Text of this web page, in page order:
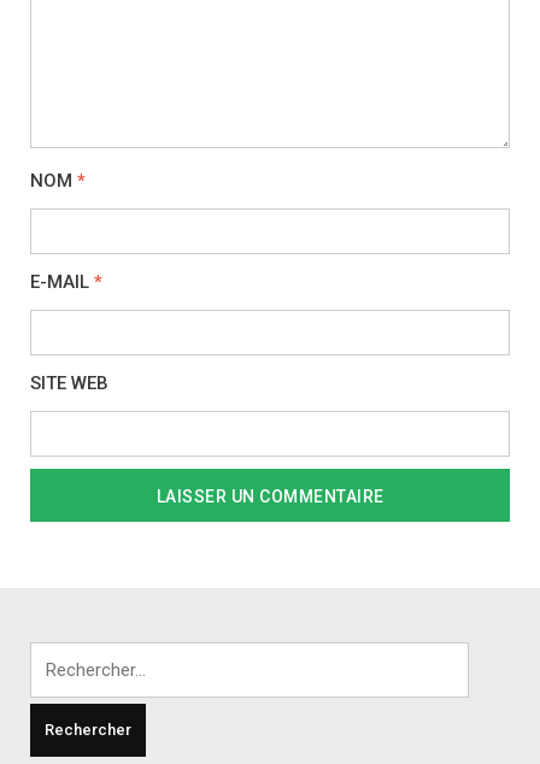
NOM *
E-MAIL *
SITE WEB